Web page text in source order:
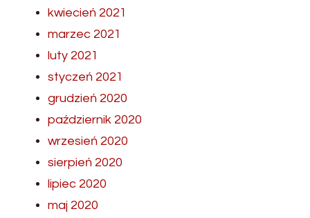
kwiecień 2021
marzec 2021
luty 2021
styczeń 2021
grudzień 2020
październik 2020
wrzesień 2020
sierpień 2020
lipiec 2020
maj 2020